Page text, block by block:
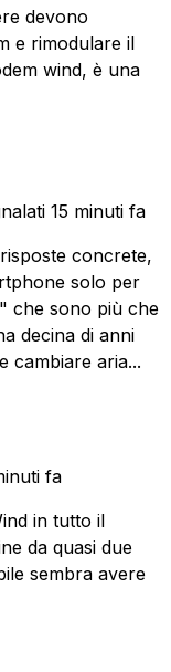
devono
e rimodulare il
wind, è una
15 minuti fa
concrete,
solo per
che sono più che
decina di anni
cambiare aria...
fa
in tutto il
da quasi due
sembra avere